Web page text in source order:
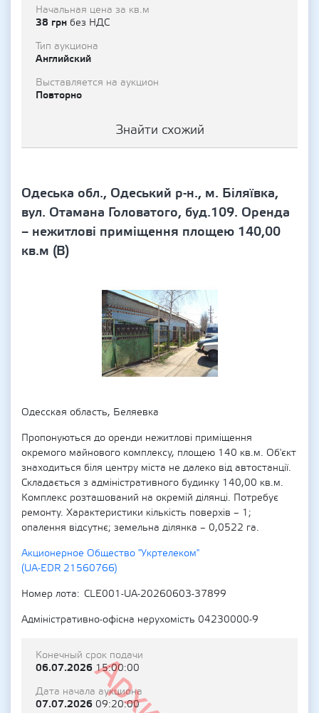
Начальная цена за кв.м
38 грн без НДС
Тип аукциона
Английский
Выставляется на аукцион
Повторно
Знайти схожий
Одеська обл., Одеський р-н., м. Біляївка,
вул. Отамана Головатого, буд.109. Оренда
– нежитлові приміщення площею 140,00
кв.м (В)
Одесская область, Беляевка
Пропонуються до оренди нежитлові приміщення
окремого майнового комплексу, площею 140 кв.м. Об'єкт
знаходиться біля центру міста не далеко від автостанції.
Складається з адміністративного будинку 140,00 кв.м.
Комплекс розташований на окремій ділянці. Потребує
ремонту. Характеристики кількість поверхів – 1;
опалення відсутнє; земельна ділянка – 0,0522 га.
Акционерное Общество "Укртелеком"
(UA-EDR 21560766)
Номер лота
CLE001-UA-20260603-37899
Адміністративно-офісна нерухомість 04230000-9
Конечный срок подачи
06.07.202615:00:00
Дата начала аукциона
07.07.2026 09:20:00